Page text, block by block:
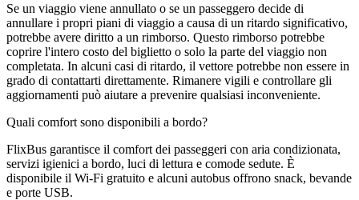
Se un viaggio viene annullato o se un passeggero decide di
annullare i propri piani di viaggio a causa di un ritardo significativo,
potrebbe avere diritto a un rimborso. Questo rimborso potrebbe
coprire l'intero costo del biglietto o solo la parte del viaggio non
completata. In alcuni casi di ritardo, il vettore potrebbe non essere in
grado di contattarti direttamente. Rimanere vigili e controllare gli
aggiornamenti può aiutare a prevenire qualsiasi inconveniente.
Quali comfort sono disponibili a bordo?
FlixBus garantisce il comfort dei passeggeri con aria condizionata,
servizi igienici a bordo, luci di lettura e comode sedute. È
disponibile il Wi-Fi gratuito e alcuni autobus offrono snack, bevande
e porte USB.